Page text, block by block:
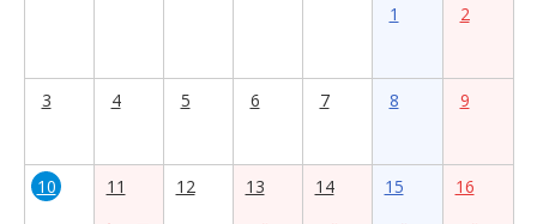
1 2
3 4 5 6 7 8 9
10
11
12
13
14
15
16